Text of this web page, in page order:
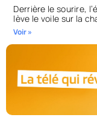
Derrière le sourire,
lève le voile sur la
Voir »